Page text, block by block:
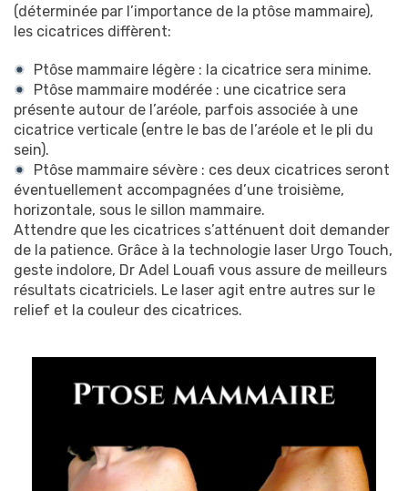
(déterminée par l’importance de la ptôse mammaire),
les cicatrices diffèrent:
Ptôse mammaire légère : la cicatrice sera minime.
Ptôse mammaire modérée : une cicatrice sera
présente autour de l’aréole, parfois associée à une
cicatrice verticale (entre le bas de l’aréole et le pli du
sein).
Ptôse mammaire sévère : ces deux cicatrices seront
éventuellement accompagnées d’une troisième,
horizontale, sous le sillon mammaire.
Attendre que les cicatrices s’atténuent doit demander
de la patience. Grâce à la technologie laser Urgo Touch,
geste indolore, Dr Adel Louafi vous assure de meilleurs
résultats cicatriciels. Le laser agit entre autres sur le
relief et la couleur des cicatrices.